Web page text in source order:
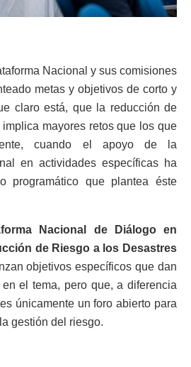
Nacional y sus comisiones
metas y objetivos de corto y
claro está, que la reducción de
mayores retos que los que
cuando el apoyo de la
en actividades específicas ha
programático que plantea éste
Nacional de Diálogo en
de Riesgo a los Desastres
objetivos específicos que dan
el tema, pero que, a diferencia
únicamente un foro abierto para
gestión del riesgo.